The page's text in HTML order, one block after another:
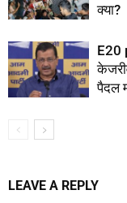
क्या?
E20
पैदल
LEAVE A REPLY